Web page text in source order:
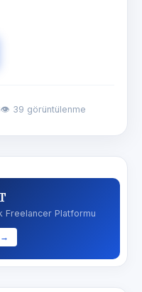
👁 39 görüntülenme
Freelancer Platformu
→